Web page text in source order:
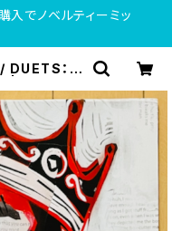
でノベルティーミッ
：T